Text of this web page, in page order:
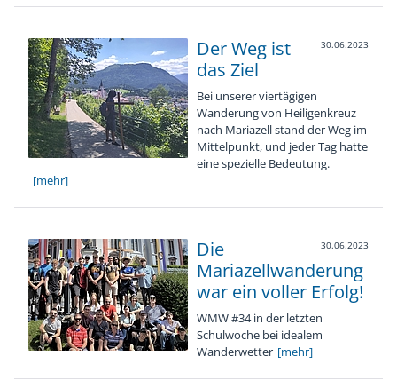
30.06.2023
Der Weg ist
das Ziel
Bei unserer viertägigen
Wanderung von Heiligenkreuz
nach Mariazell stand der Weg im
Mittelpunkt, und jeder Tag hatte
eine spezielle Bedeutung.
[mehr]
30.06.2023
Die
Mariazellwanderung
war ein voller Erfolg!
WMW #34 in der letzten
Schulwoche bei idealem
Wanderwetter [mehr]